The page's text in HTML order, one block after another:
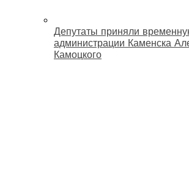
Депутаты приняли
администрации Каменска
Камоцкого